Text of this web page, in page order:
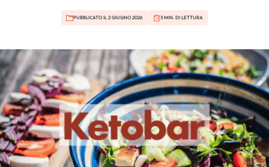
PUBBLICATO IL 2 GIUGNO 2026 3 MIN. DI LETTURA